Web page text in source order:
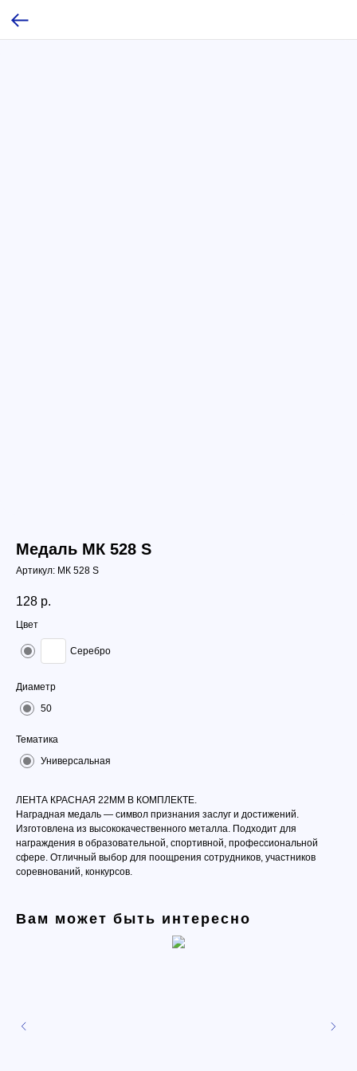
Медаль МК 528 S
Артикул: МК 528 S
128 р.
Цвет
Серебро
Диаметр
50
Тематика
Универсальная
ЛЕНТА КРАСНАЯ 22ММ В КОМПЛЕКТЕ.
Наградная медаль — символ признания заслуг и достижений.
Изготовлена из высококачественного металла. Подходит для
награждения в образовательной, спортивной, профессиональной
сфере. Отличный выбор для поощрения сотрудников, участников
соревнований, конкурсов.
Вам может быть интересно